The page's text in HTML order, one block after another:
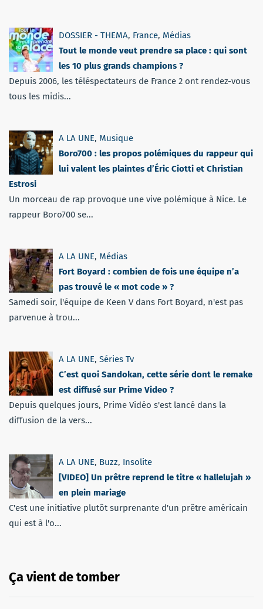
DOSSIER - THEMA, France, Médias
Tout le monde veut prendre sa place : qui sont
les 10 plus grands champions ?
Depuis 2006, les téléspectateurs de France 2 ont rendez-vous
tous les midis...
A LA UNE, Musique
Boro700 : les propos polémiques du rappeur qui
lui valent les plaintes d’Éric Ciotti et Christian
Estrosi
Un morceau de rap provoque une vive polémique à Nice. Le
rappeur Boro700 se...
A LA UNE, Médias
Fort Boyard : combien de fois une équipe n’a
pas trouvé le « mot code » ?
Samedi soir, l'équipe de Keen V dans Fort Boyard, n'est pas
parvenue à trou...
A LA UNE, Séries Tv
C’est quoi Sandokan, cette série dont le remake
est diffusé sur Prime Video ?
Depuis quelques jours, Prime Vidéo s'est lancé dans la
diffusion de la vers...
A LA UNE, Buzz, Insolite
[VIDEO] Un prêtre reprend le titre « hallelujah »
en plein mariage
C'est une initiative plutôt surprenante d'un prêtre américain
qui est à l'o...
Ça vient de tomber